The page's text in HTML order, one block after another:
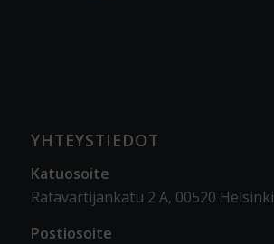
YHTEYSTIEDOT
Katuosoite
Ratavartijankatu 2 A, 00520 Helsinki
Postiosoite